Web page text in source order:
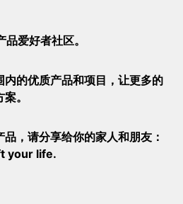
爱好者社区。
的优质产品和项目，让更多的
。
，请分享给你的家人和朋友：
your life.